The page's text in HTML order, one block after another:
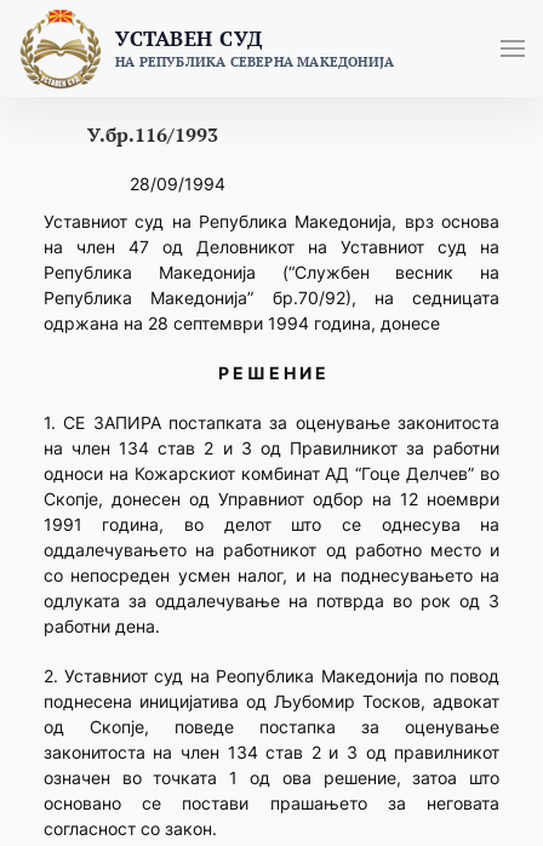
content
УСТАВЕН СУД
НА РЕПУБЛИКА СЕВЕРНА МАКЕДОНИЈА
У.бр.116/1993
28/09/1994
Уставниот суд на Република Македонија, врз основа
на член 47 од Деловникот на Уставниот суд на
Република Македонија (“Службен весник на
Република Македонија” бр.70/92), на седницата
одржана на 28 септември 1994 година, донесе
Р Е Ш Е Н И Е
1. СЕ ЗАПИРА постапката за оценување законитоста
на член 134 став 2 и 3 од Правилникот за работни
односи на Кожарскиот комбинат АД “Гоце Делчев” во
Скопје, донесен од Управниот одбор на 12 ноември
1991 година, во делот што се однесува на
оддалечувањето на работникот од работно место и
со непосреден усмен налог, и на поднесувањето на
одлуката за оддалечување на потврда во рок од 3
работни дена.
2. Уставниот суд на Реопублика Македонија по повод
поднесена иницијатива од Љубомир Тосков, адвокат
од Скопје, поведе постапка за оценување
законитоста на член 134 став 2 и 3 од правилникот
означен во точката 1 од ова решение, затоа што
основано се постави прашањето за неговата
согласност со закон.